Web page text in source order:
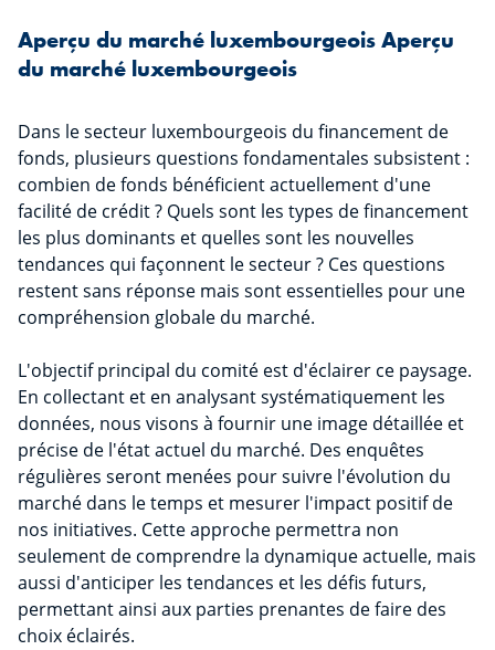
Aperçu du marché luxembourgeois Aperçu
du marché luxembourgeois
Dans le secteur luxembourgeois du financement de
fonds, plusieurs questions fondamentales subsistent :
combien de fonds bénéficient actuellement d'une
facilité de crédit ? Quels sont les types de financement
les plus dominants et quelles sont les nouvelles
tendances qui façonnent le secteur ? Ces questions
restent sans réponse mais sont essentielles pour une
compréhension globale du marché.
L'objectif principal du comité est d'éclairer ce paysage.
En collectant et en analysant systématiquement les
données, nous visons à fournir une image détaillée et
précise de l'état actuel du marché. Des enquêtes
régulières seront menées pour suivre l'évolution du
marché dans le temps et mesurer l'impact positif de
nos initiatives. Cette approche permettra non
seulement de comprendre la dynamique actuelle, mais
aussi d'anticiper les tendances et les défis futurs,
permettant ainsi aux parties prenantes de faire des
choix éclairés.